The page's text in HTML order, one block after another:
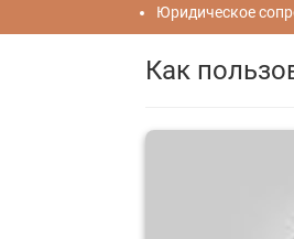
Юридическое
Как